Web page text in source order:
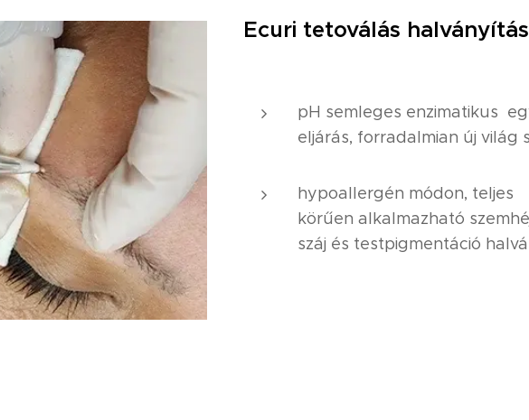
Ecuri tetoválás halványítás
pH semleges enzimatikus
eljárás, forradalmian új világ
hypoallergén módon, teljes
körűen alkalmazható
száj és testpigmentáció